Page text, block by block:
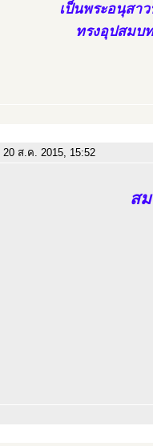
เป็นพระอนุสา
ทรงอุปสมบ
20 ส.ค. 2015, 15:52
ส